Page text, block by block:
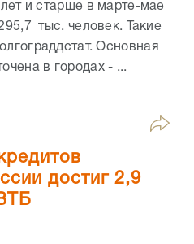
и старше в марте-мае
тыс. человек. Такие
Основная
в городах - ...
достиг 2,9